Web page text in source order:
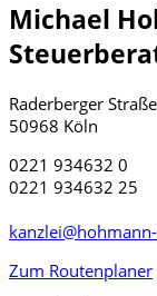
Michael
Raderberger
50968 Köln
0221 934632 0
0221 934632 25
Zum Routenplaner